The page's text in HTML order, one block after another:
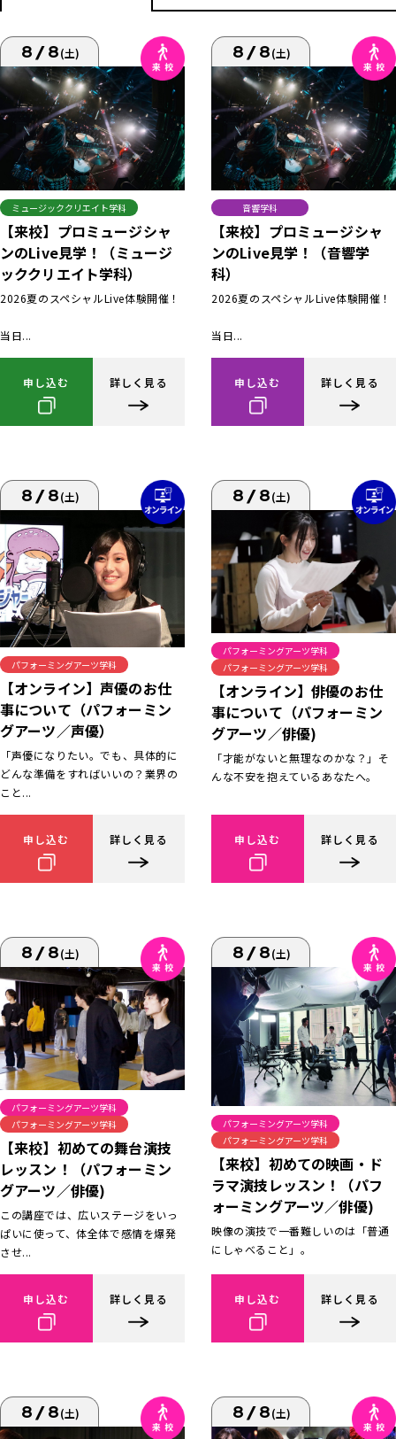
8/8(土)
ミュージッククリエイト学科
【来校】プロミュージシャ
ンのLive見学！（ミュージ
ッククリエイト学科）
2026夏のスペシャルLive体験開催！
当日...
申し込む 詳しく見る
8/8(土)
音響学科
【来校】プロミュージシャ
ンのLive見学！（音響学
科）
2026夏のスペシャルLive体験開催！
当日...
申し込む 詳しく見る
8/8(土)
パフォーミングアーツ学科
【オンライン】声優のお仕
事について（パフォーミン
グアーツ／声優）
「声優になりたい。でも、具体的に
どんな準備をすればいいの？業界の
こと...
申し込む 詳しく見る
8/8(土)
パフォーミングアーツ学科
パフォーミングアーツ学科
【オンライン】俳優のお仕
事について（パフォーミン
グアーツ／俳優)
「才能がないと無理なのかな？」そ
んな不安を抱えているあなたへ。
申し込む 詳しく見る
8/8(土)
パフォーミングアーツ学科
パフォーミングアーツ学科
【来校】初めての舞台演技
レッスン！（パフォーミン
グアーツ／俳優)
この講座では、広いステージをいっ
ぱいに使って、体全体で感情を爆発
させ...
申し込む 詳しく見る
8/8(土)
パフォーミングアーツ学科
パフォーミングアーツ学科
【来校】初めての映画・ド
ラマ演技レッスン！（パフ
ォーミングアーツ／俳優)
映像の演技で一番難しいのは「普通
にしゃべること」。
申し込む 詳しく見る
8/8(土) 8/8(土)